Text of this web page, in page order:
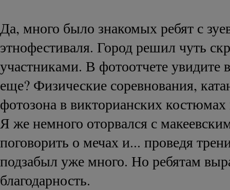
Да, много было знакомых ребят с
этнофестиваля. Город решил чуть
участниками. В фотоотчете увидите
еще? Физические соревнования,
фотозона в викторианских
Я же немного оторвался с
поговорить о мечах и... проведя
подзабыл уже много. Но ребятам
благодарность.